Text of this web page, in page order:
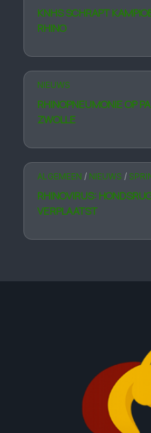
KNHS SCHRAPT
RHINO
NIEUWS
RHINOPNEUMONIE OP
ZWOLLE
ALGEMEEN / NIEUWS /
RHINOVIRUS:
VERPLAATST